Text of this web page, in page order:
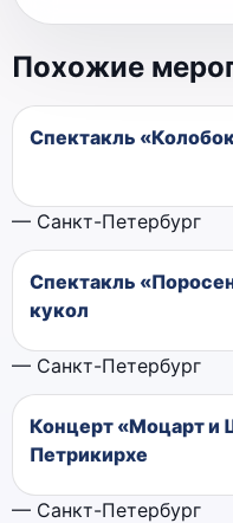
Похожие
Спектакль
— Санкт-Петербург
Спектакль
кукол
— Санкт-Петербург
Концерт «Моцарт и
Петрикирхе
— Санкт-Петербург